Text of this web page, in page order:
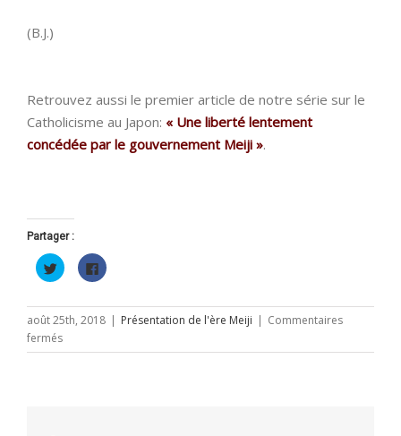
(B.J.)
Retrouvez aussi le premier article de notre série sur le
Catholicisme au Japon: « Une liberté lentement
concédée par le gouvernement Meiji ».
Partager :
Cliquez
pour
partager
Twitter(ouvre
dans
une
nouvelle
fenêtre)
Cliquez
pour
Facebook(ouvre
dans
une
fenêtre)
août 25th, 2018 | Présentation de l'ère Meiji | Commentaires
ferméssur
Catholicisme